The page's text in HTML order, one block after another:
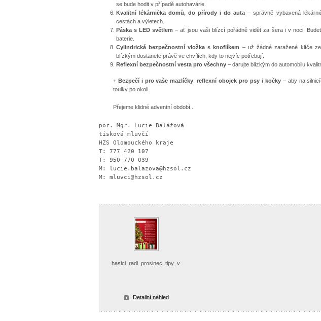
se bude hodit v případě autohavárie.
Kvalitní lékárnička domů, do přírody i do auta – správně vybavená
cestách a výletech.
Páska s LED světlem – ať jsou vaši blízcí pořádně vidět za šera i v noci.
baterie.
Cylindrická bezpečnostní vložka s knoflíkem – už žádné zaražené klíče
blízkým dostanete právě ve chvílích, kdy to nejvíc potřebují.
Reflexní bezpečnostní vesta pro všechny – darujte blízkým do automobilu
+ Bezpečí i pro vaše mazlíčky:reflexní obojek pro psy i kočky– aby na
toulky po okolí.
Přejeme klidné adventní období...
por. Mgr. Lucie Balážová
tisková mluvčí
HZS Olomouckého kraje
T: 777 420 107
T: 950 770 039
M: lucie.balazova@hzsol.cz
M: mluvci@hzsol.cz
hasici_radi_prosinec_tipy_v
Detailní náhled